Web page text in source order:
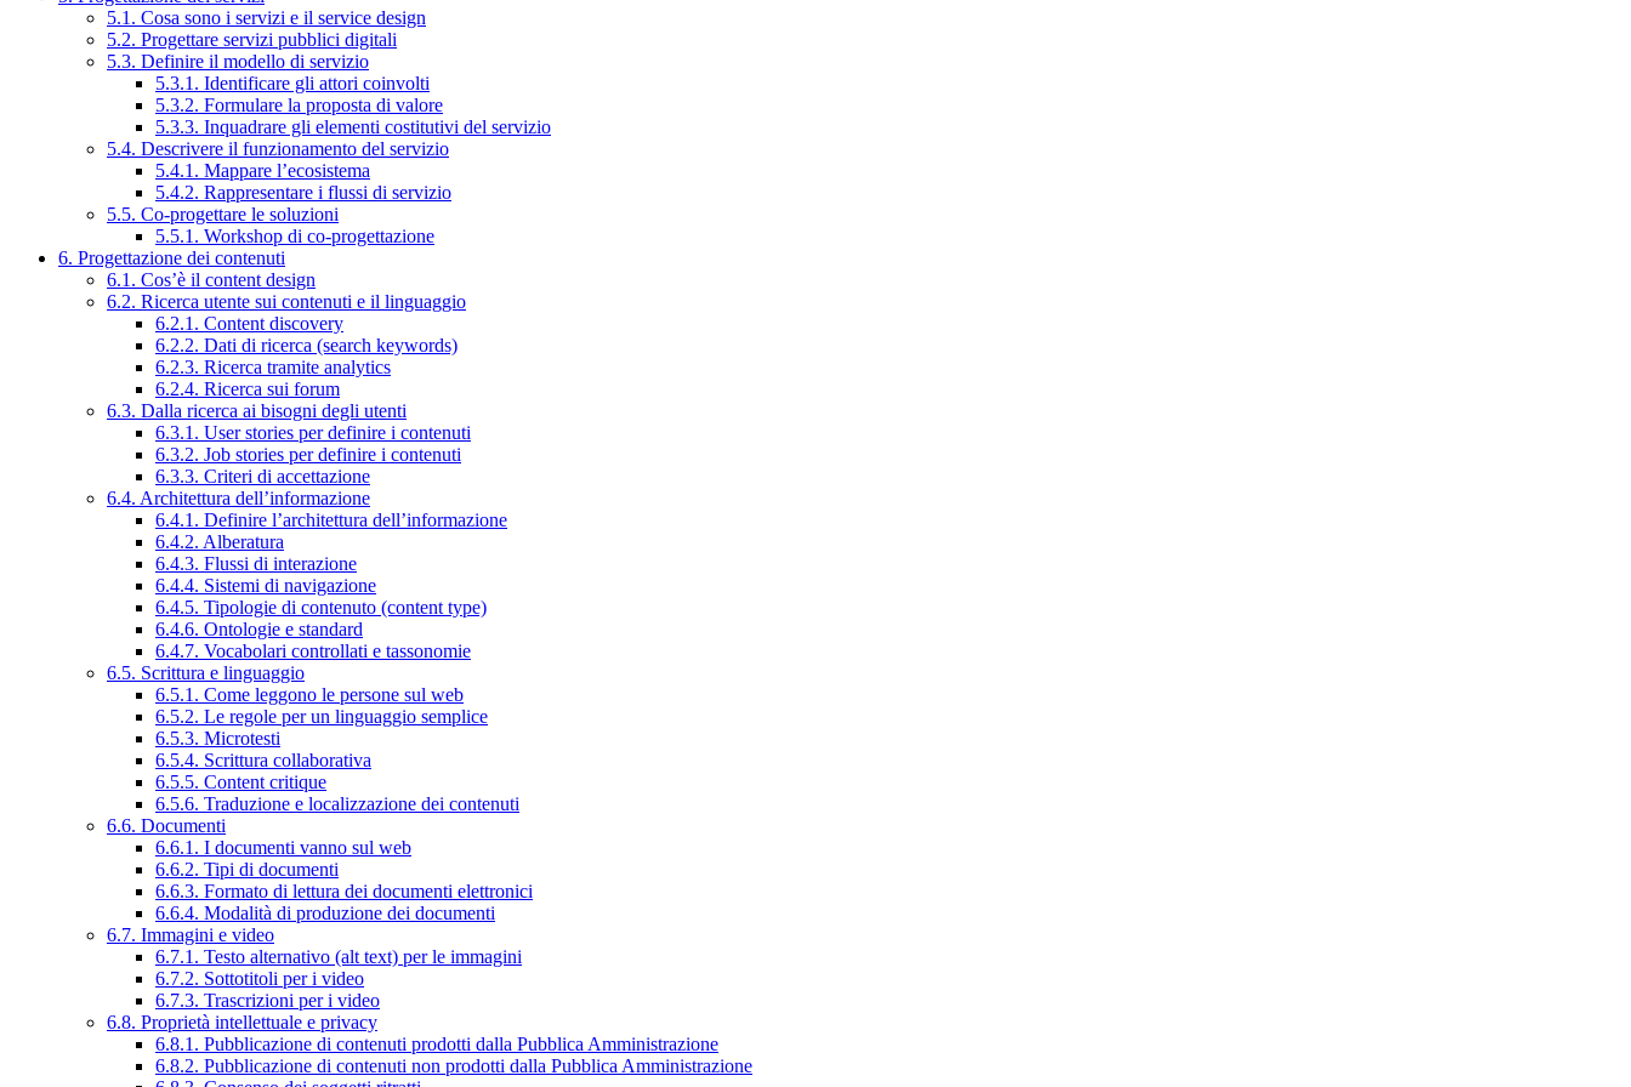
5.1. Cosa sono i servizi e il service design
5.2. Progettare servizi pubblici digitali
5.3. Definire il modello di servizio
5.3.1. Identificare gli attori coinvolti
5.3.2. Formulare la proposta di valore
5.3.3. Inquadrare gli elementi costitutivi del servizio
5.4. Descrivere il funzionamento del servizio
5.4.1. Mappare l’ecosistema
5.4.2. Rappresentare i flussi di servizio
5.5. Co-progettare le soluzioni
5.5.1. Workshop di co-progettazione
6. Progettazione dei contenuti
6.1. Cos’è il content design
6.2. Ricerca utente sui contenuti e il linguaggio
6.2.1. Content discovery
6.2.2. Dati di ricerca (search keywords)
6.2.3. Ricerca tramite analytics
6.2.4. Ricerca sui forum
6.3. Dalla ricerca ai bisogni degli utenti
6.3.1. User stories per definire i contenuti
6.3.2. Job stories per definire i contenuti
6.3.3. Criteri di accettazione
6.4. Architettura dell’informazione
6.4.1. Definire l’architettura dell’informazione
6.4.2. Alberatura
6.4.3. Flussi di interazione
6.4.4. Sistemi di navigazione
6.4.5. Tipologie di contenuto (content type)
6.4.6. Ontologie e standard
6.4.7. Vocabolari controllati e tassonomie
6.5. Scrittura e linguaggio
6.5.1. Come leggono le persone sul web
6.5.2. Le regole per un linguaggio semplice
6.5.3. Microtesti
6.5.4. Scrittura collaborativa
6.5.5. Content critique
6.5.6. Traduzione e localizzazione dei contenuti
6.6. Documenti
6.6.1. I documenti vanno sul web
6.6.2. Tipi di documenti
6.6.3. Formato di lettura dei documenti elettronici
6.6.4. Modalità di produzione dei documenti
6.7. Immagini e video
6.7.1. Testo alternativo (alt text) per le immagini
6.7.2. Sottotitoli per i video
6.7.3. Trascrizioni per i video
6.8. Proprietà intellettuale e privacy
6.8.1. Pubblicazione di contenuti prodotti dalla Pubblica Amministrazione
6.8.2. Pubblicazione di contenuti non prodotti dalla Pubblica Amministrazione